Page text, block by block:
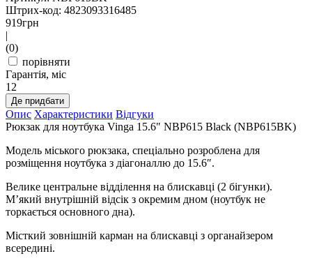
Штрих-код: 4823093316485
919грн
|
(0)
порівняти
Гарантія, міс
12
Де придбати
Опис Характеристики Відгуки
Рюкзак для ноутбука Vinga 15.6" NBP615 Black (NBP615BK)
Модель міського рюкзака, спеціально розроблена для
розміщення ноутбука з діагоналлю до 15.6″.
Велике центральне відділення на блискавці (2 бігунки).
М’який внутрішній відсік з окремим дном (ноутбук не
торкається основного дна).
Місткий зовнішній карман на блискавці з органайзером
всередині.